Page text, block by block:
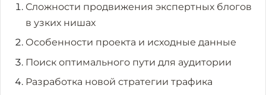
Сложности продвижения экспертных блогов
в узких нишах
Особенности проекта и исходные данные
Поиск оптимального пути для аудитории
Разработка новой стратегии трафика